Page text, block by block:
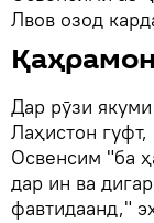
Лвов озод
Дар рӯзи
Лаҳистон
Освенсим "ба
дар ин ва
фавтидаанд,"